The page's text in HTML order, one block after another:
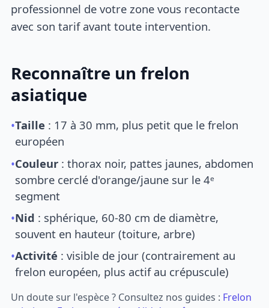
professionnel de votre zone vous recontacte
avec son tarif avant toute intervention.
Reconnaître un frelon
asiatique
•Taille : 17 à 30 mm, plus petit que le frelon
européen
•Couleur : thorax noir, pattes jaunes, abdomen
sombre cerclé d'orange/jaune sur le 4ᵉ
segment
•Nid : sphérique, 60-80 cm de diamètre,
souvent en hauteur (toiture, arbre)
•Activité : visible de jour (contrairement au
frelon européen, plus actif au crépuscule)
Un doute sur l'espèce ? Consultez nos guides : Frelon